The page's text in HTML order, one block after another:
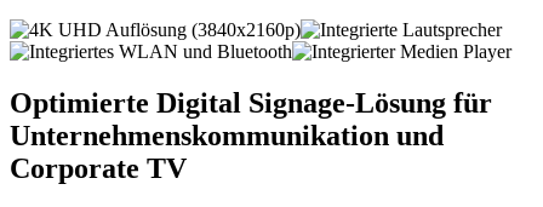
Optimierte Digital Signage-Lösung für
Unternehmenskommunikation und
Corporate TV